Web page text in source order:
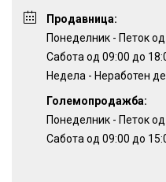
Продавница:
Понеделник - Петок
Сабота од 09:00 до
Недела - Неработен
Големопродажба:
Понеделник - Петок
Сабота од 09:00 до